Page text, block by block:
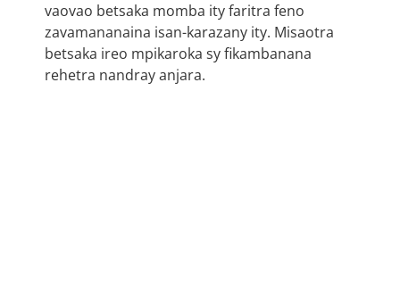
vaovao betsaka momba ity faritra feno
zavamananaina isan-karazany ity. Misaotra
betsaka ireo mpikaroka sy fikambanana
rehetra nandray anjara.